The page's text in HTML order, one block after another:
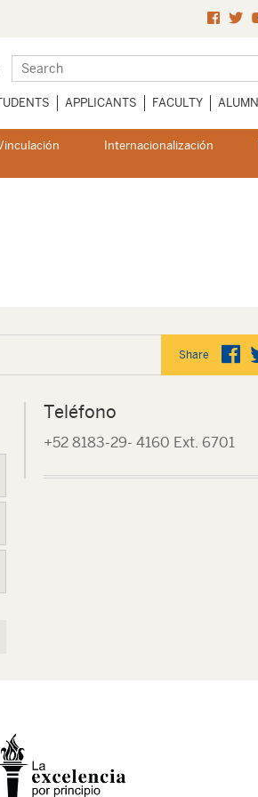
APPLICANTS FACULTY ALUMNI
Internacionalización
Share
Teléfono
+52 8183-29- 4160 Ext. 6701